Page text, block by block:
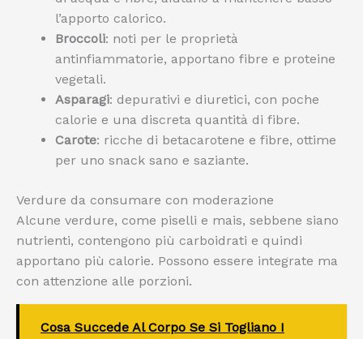
l’apporto calorico.
Broccoli: noti per le proprietà
antinfiammatorie, apportano fibre e proteine
vegetali.
Asparagi: depurativi e diuretici, con poche
calorie e una discreta quantità di fibre.
Carote: ricche di betacarotene e fibre, ottime
per uno snack sano e saziante.
Verdure da consumare con moderazione
Alcune verdure, come piselli e mais, sebbene siano
nutrienti, contengono più carboidrati e quindi
apportano più calorie. Possono essere integrate ma
con attenzione alle porzioni.
Cosa Succede Al Corpo Se Si Togliano I